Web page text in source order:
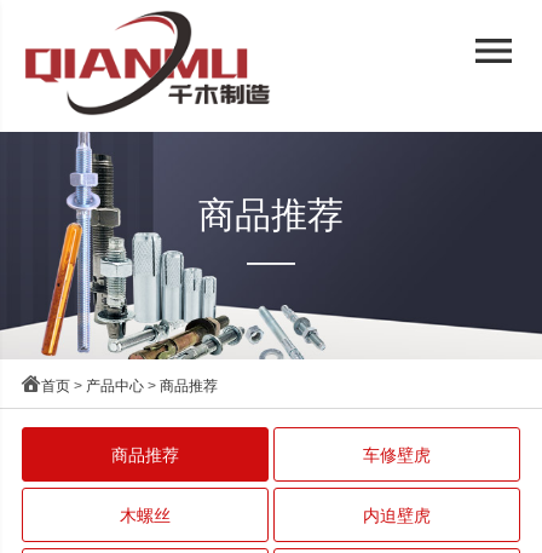
menu
商品推荐
首页> 产品中心> 商品推荐
商品推荐 车修壁虎
木螺丝 内迫壁虎